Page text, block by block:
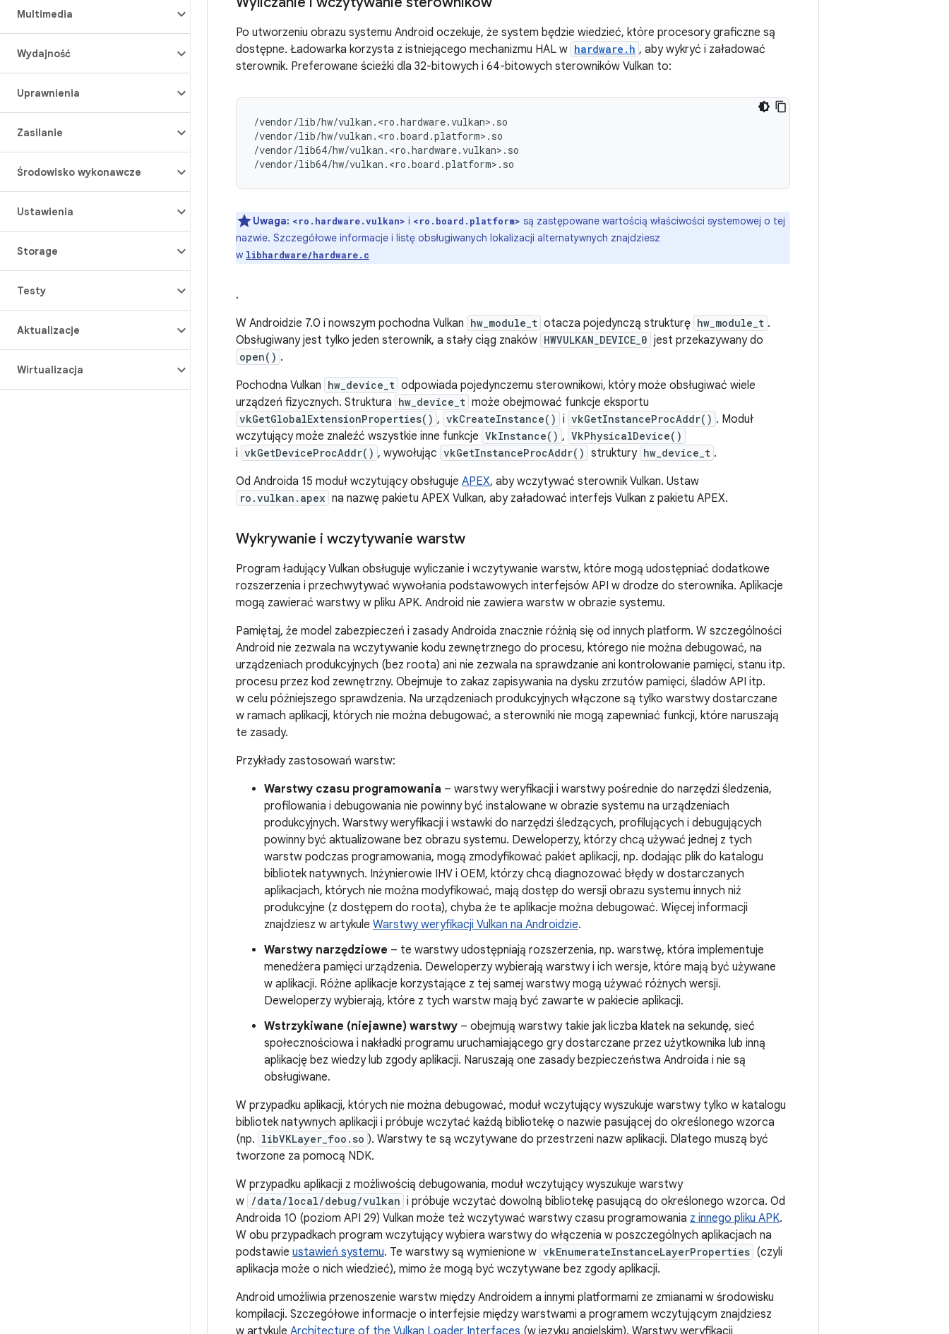
Multimedia
Wydajność
Uprawnienia
Zasilanie
Środowisko wykonawcze
Ustawienia
Storage
Testy
Aktualizacje
Wirtualizacja
Po utworzeniu obrazu systemu Android oczekuje, że system będzie wiedzieć, które procesory graficzne są
dostępne. Ładowarka korzysta z istniejącego mechanizmu HAL w hardware.h , aby wykryć i załadować
sterownik. Preferowane ścieżki dla 32-bitowych i 64-bitowych sterowników Vulkan to:
/vendor/lib/hw/vulkan.<ro.hardware.vulkan>.so
/vendor/lib/hw/vulkan.<ro.board.platform>.so
/vendor/lib64/hw/vulkan.<ro.hardware.vulkan>.so
Uwaga: <ro.hardware.vulkan> i <ro.board.platform> są zastępowane wartością właściwości systemowej o tej
nazwie. Szczegółowe informacje i listę obsługiwanych lokalizacji alternatywnych znajdziesz
w libhardware/hardware.c
.
W Androidzie 7.0 i nowszym pochodna Vulkan hw_module_t otacza pojedynczą strukturę hw_module_t .
Obsługiwany jest tylko jeden sterownik, a stały ciąg znaków HWVULKAN_DEVICE_0 jest przekazywany do
open() .
Pochodna Vulkan hw_device_t odpowiada pojedynczemu sterownikowi, który może obsługiwać wiele
urządzeń fizycznych. Struktura hw_device_t może obejmować funkcje eksportu
vkGetGlobalExtensionProperties() , vkCreateInstance() i vkGetInstanceProcAddr() . Moduł
wczytujący może znaleźć wszystkie inne funkcje VkInstance() , VkPhysicalDevice()
i vkGetDeviceProcAddr() , wywołując vkGetInstanceProcAddr() struktury hw_device_t .
Od Androida 15 moduł wczytujący obsługuje APEX, aby wczytywać sterownik Vulkan. Ustaw
ro.vulkan.apex na nazwę pakietu APEX Vulkan, aby załadować interfejs Vulkan z pakietu APEX.
Wykrywanie i wczytywanie warstw
Program ładujący Vulkan obsługuje wyliczanie i wczytywanie warstw, które mogą udostępniać dodatkowe
rozszerzenia i przechwytywać wywołania podstawowych interfejsów API w drodze do sterownika. Aplikacje
mogą zawierać warstwy w pliku APK. Android nie zawiera warstw w obrazie systemu.
Pamiętaj, że model zabezpieczeń i zasady Androida znacznie różnią się od innych platform. W szczególności
Android nie zezwala na wczytywanie kodu zewnętrznego do procesu, którego nie można debugować, na
urządzeniach produkcyjnych (bez roota) ani nie zezwala na sprawdzanie ani kontrolowanie pamięci, stanu itp.
procesu przez kod zewnętrzny. Obejmuje to zakaz zapisywania na dysku zrzutów pamięci, śladów API itp.
w celu późniejszego sprawdzenia. Na urządzeniach produkcyjnych włączone są tylko warstwy dostarczane
w ramach aplikacji, których nie można debugować, a sterowniki nie mogą zapewniać funkcji, które naruszają
te zasady.
Przykłady zastosowań warstw:
Warstwy czasu programowania – warstwy weryfikacji i warstwy pośrednie do narzędzi śledzenia,
profilowania i debugowania nie powinny być instalowane w obrazie systemu na urządzeniach
produkcyjnych. Warstwy weryfikacji i wstawki do narzędzi śledzących, profilujących i debugujących
powinny być aktualizowane bez obrazu systemu. Deweloperzy, którzy chcą używać jednej z tych
warstw podczas programowania, mogą zmodyfikować pakiet aplikacji, np. dodając plik do katalogu
bibliotek natywnych. Inżynierowie IHV i OEM, którzy chcą diagnozować błędy w dostarczanych
aplikacjach, których nie można modyfikować, mają dostęp do wersji obrazu systemu innych niż
produkcyjne (z dostępem do roota), chyba że te aplikacje można debugować. Więcej informacji
znajdziesz w artykule Warstwy weryfikacji Vulkan na Androidzie.
Warstwy narzędziowe – te warstwy udostępniają rozszerzenia, np. warstwę, która implementuje
menedżera pamięci urządzenia. Deweloperzy wybierają warstwy i ich wersje, które mają być używane
w aplikacji. Różne aplikacje korzystające z tej samej warstwy mogą używać różnych wersji.
Deweloperzy wybierają, które z tych warstw mają być zawarte w pakiecie aplikacji.
Wstrzykiwane (niejawne) warstwy – obejmują warstwy takie jak liczba klatek na sekundę, sieć
społecznościowa i nakładki programu uruchamiającego gry dostarczane przez użytkownika lub inną
aplikację bez wiedzy lub zgody aplikacji. Naruszają one zasady bezpieczeństwa Androida i nie są
obsługiwane.
W przypadku aplikacji, których nie można debugować, moduł wczytujący wyszukuje warstwy tylko w katalogu
bibliotek natywnych aplikacji i próbuje wczytać każdą bibliotekę o nazwie pasującej do określonego wzorca
(np. libVKLayer_foo.so ). Warstwy te są wczytywane do przestrzeni nazw aplikacji. Dlatego muszą być
tworzone za pomocą NDK.
W przypadku aplikacji z możliwością debugowania, moduł wczytujący wyszukuje warstwy
w /data/local/debug/vulkan i próbuje wczytać dowolną bibliotekę pasującą do określonego wzorca. Od
Androida 10 (poziom API 29) Vulkan może też wczytywać warstwy czasu programowania z innego pliku APK.
W obu przypadkach program wczytujący wybiera warstwy do włączenia w poszczególnych aplikacjach na
podstawie ustawień systemu. Te warstwy są wymienione w vkEnumerateInstanceLayerProperties (czyli
aplikacja może o nich wiedzieć), mimo że mogą być wczytywane bez zgody aplikacji.
Android umożliwia przenoszenie warstw między Androidem a innymi platformami ze zmianami w środowisku
kompilacji. Szczegółowe informacje o interfejsie między warstwami a programem wczytującym znajdziesz
w artykule Architecture of the Vulkan Loader Interfaces (w języku angielskim). Warstwy weryfikacji